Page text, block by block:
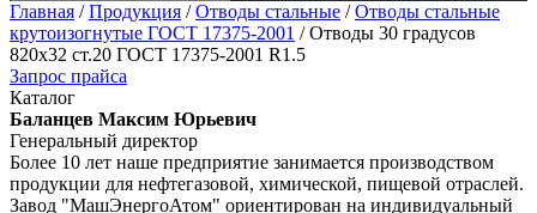
Главная /Продукция /Отводы стальные /Отводы стальные
крутоизогнутые ГОСТ 17375-2001 /Отводы 30 градусов
820х32 ст.20 ГОСТ 17375-2001 R1.5
Запрос прайса
Каталог
Баланцев Максим Юрьевич
Генеральный директор
Более 10 лет наше предприятие занимается производством
продукции для нефтегазовой, химической, пищевой отраслей.
Завод "МашЭнергоАтом" ориентирован на индивидуальный